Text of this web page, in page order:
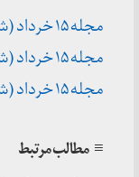
مجله ۱۵ خرداد (شماره ۱۴).pdf
مجله ۱۵ خرداد (شماره ۱۵ـ۱۶).pdf
مجله ۱۵ خرداد (شماره ۱۷).
≡ مطالب مرتبط